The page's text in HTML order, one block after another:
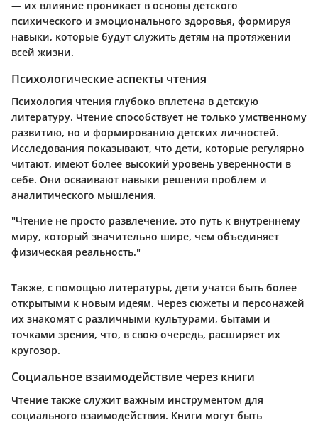
— их влияние проникает в основы детского
психического и эмоционального здоровья, формируя
навыки, которые будут служить детям на протяжении
всей жизни.
Психологические аспекты чтения
Психология чтения глубоко вплетена в детскую
литературу. Чтение способствует не только умственному
развитию, но и формированию детских личностей.
Исследования показывают, что дети, которые регулярно
читают, имеют более высокий уровень уверенности в
себе. Они осваивают навыки решения проблем и
аналитического мышления.
"Чтение не просто развлечение, это путь к внутреннему
миру, который значительно шире, чем объединяет
физическая реальность."
Также, с помощью литературы, дети учатся быть более
открытыми к новым идеям. Через сюжеты и персонажей
их знакомят с различными культурами, бытами и
точками зрения, что, в свою очередь, расширяет их
кругозор.
Социальное взаимодействие через книги
Чтение также служит важным инструментом для
социального взаимодействия. Книги могут быть